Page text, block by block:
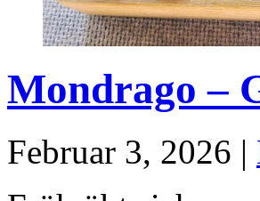
Mondrago –
Februar 3, 2026 |